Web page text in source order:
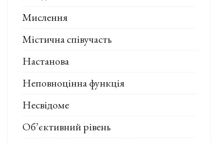
Мислення
Містична співучасть
Настанова
Неповноцінна функція
Несвідоме
Об’єктивний рівень